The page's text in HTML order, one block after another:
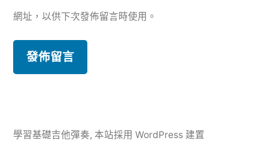
網址，以供下次發佈留言時使用。
學習基礎吉他彈奏, 本站採用 WordPress 建置